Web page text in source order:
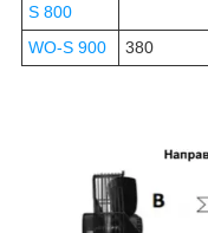
S 800
WO-S 900 380